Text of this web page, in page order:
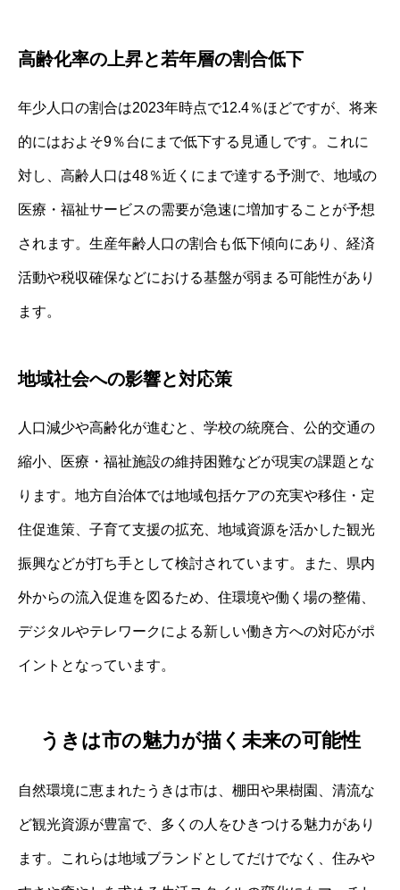
高齢化率の上昇と若年層の割合低下
年少人口の割合は2023年時点で12.4％ほどですが、将来
的にはおよそ9％台にまで低下する見通しです。これに
対し、高齢人口は48％近くにまで達する予測で、地域の
医療・福祉サービスの需要が急速に増加することが予想
されます。生産年齢人口の割合も低下傾向にあり、経済
活動や税収確保などにおける基盤が弱まる可能性があり
ます。
地域社会への影響と対応策
人口減少や高齢化が進むと、学校の統廃合、公的交通の
縮小、医療・福祉施設の維持困難などが現実の課題とな
ります。地方自治体では地域包括ケアの充実や移住・定
住促進策、子育て支援の拡充、地域資源を活かした観光
振興などが打ち手として検討されています。また、県内
外からの流入促進を図るため、住環境や働く場の整備、
デジタルやテレワークによる新しい働き方への対応がポ
イントとなっています。
うきは市の魅力が描く未来の可能性
自然環境に恵まれたうきは市は、棚田や果樹園、清流な
ど観光資源が豊富で、多くの人をひきつける魅力があり
ます。これらは地域ブランドとしてだけでなく、住みや